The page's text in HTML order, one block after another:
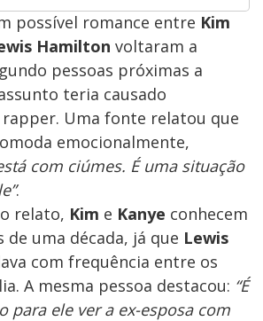
possível romance entre Kim
Hamilton voltaram a
pessoas próximas a
teria causado
Uma fonte relatou que
emocionalmente,
com ciúmes. É uma situação
.
relato, Kim e Kanye conhecem
uma década, já que Lewis
com frequência entre os
A mesma pessoa destacou: “É
para ele ver a ex-esposa com